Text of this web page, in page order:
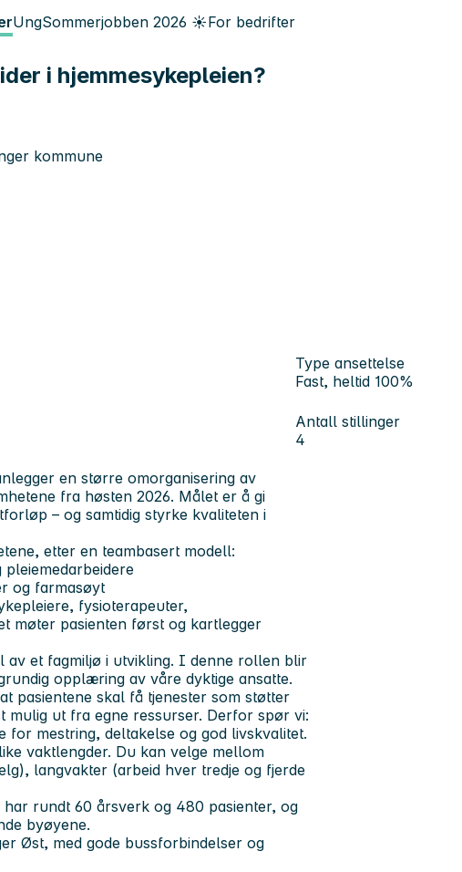
UngSommerjobben 2026 ☀️For bedrifter
i hjemmesykepleien?
kommune
Type ansettelse
Fast, heltid 100%
Antall stillinger
4
en større omorganisering av
fra høsten 2026. Målet er å gi
– og samtidig styrke kvaliteten i
etter en teambasert modell:
og farmasøyt
fysioterapeuter,
møter pasienten først og kartlegger
av et fagmiljø i utvikling. I denne rollen blir
opplæring av våre dyktige ansatte.
pasientene skal få tjenester som støtter
mulig ut fra egne ressurser. Derfor spør vi:
mestring, deltakelse og god livskvalitet.
vaktlengder. Du kan velge mellom
langvakter (arbeid hver tredje og fjerde
rundt 60 årsverk og 480 pasienter, og
byøyene.
Øst, med gode bussforbindelser og